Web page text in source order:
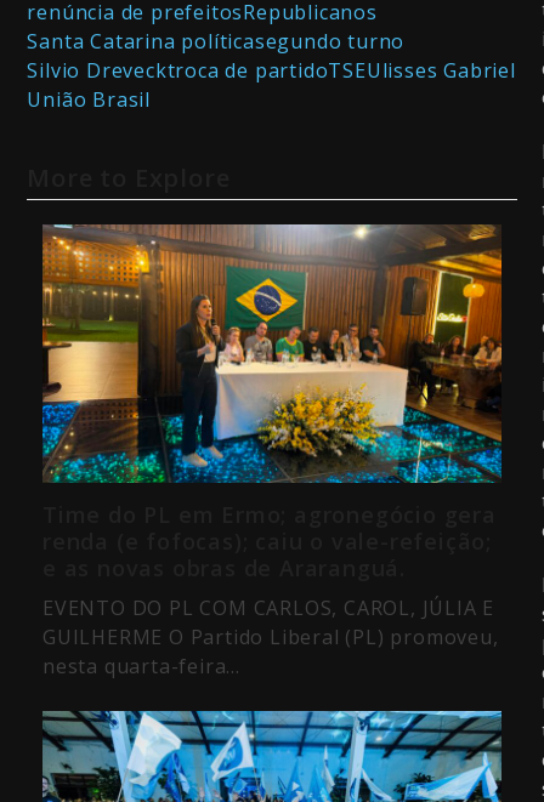
renúncia de prefeitosRepublicanos
Santa Catarina políticasegundo turno
Silvio Drevecktroca de partidoTSEUlisses Gabriel
União Brasil
EVENTO DO PL COM CARLOS, CAROL, JÚLIA E
GUILHERME O Partido Liberal (PL) promoveu,
nesta quarta-feira…